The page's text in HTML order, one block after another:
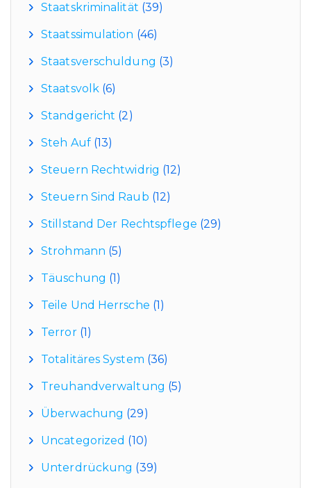
Staatskriminalität (39)
Staatssimulation (46)
Staatsverschuldung (3)
Staatsvolk (6)
Standgericht (2)
Steh Auf(13)
Steuern Rechtwidrig (12)
Steuern Sind Raub (12)
Stillstand Der Rechtspflege (29)
Strohmann (5)
Täuschung (1)
Teile Und Herrsche (1)
Terror(1)
Totalitäres System (36)
Treuhandverwaltung (5)
Überwachung (29)
Uncategorized (10)
Unterdrückung (39)